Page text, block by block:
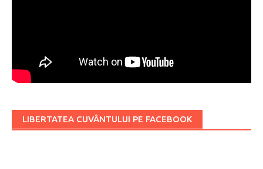
LIBERTATEA CUVÂNTULUI PE FACEBOOK